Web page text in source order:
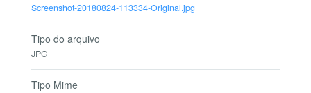
Screenshot-20180824-113334-Original.jpg
Tipo do arquivo
JPG
Tipo Mime